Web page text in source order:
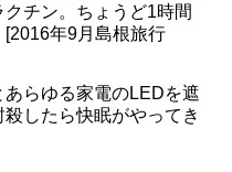
チン。ちょうど1時間
[2016年9月島根旅行
あらゆる家電のLEDを遮
したら快眠がやってき